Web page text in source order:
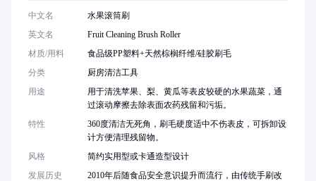
中文名
水果滚筒刷
英文名
Fruit Cleaning Brush Roller
材质/用料
食品级PP塑料+天然棕榈纤维/硅胶刷毛
分类
厨房清洁工具
用途
用于清洗苹果、梨、黄瓜等表皮较硬的水果蔬菜，通
过滚动摩擦去除表面农药残留和污垢。
特性
360度清洁无死角，刷毛硬度适中不伤表皮，可拆卸设
计方便清理残留物。
风格
简约实用型或卡通造型设计
发展历史
2010年后随食品安全意识提升而流行，由传统手刷改